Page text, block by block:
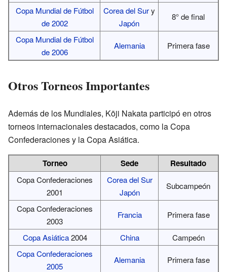
Copa Mundial de Fútbol
de 2002
Corea del Sury
Japón
8° de final
Copa Mundial de Fútbol
de 2006
Alemania Primera fase
Otros Torneos Importantes
Además de los Mundiales, Kōji Nakata participó en otros
torneos internacionales destacados, como la Copa
Confederaciones y la Copa Asiática.
Torneo Sede Resultado
Copa Confederaciones
2001
Corea del Sur
Japón
Subcampeón
Copa Confederaciones
2003
Francia Primera fase
Copa Asiática2004 China
Campeón
Copa Confederaciones
2005
Alemania Primera fase